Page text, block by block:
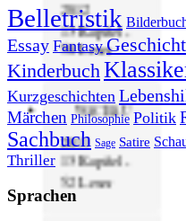
2012
13 Kapitel -
50 Leser
WACHAU
2011
13 Kapitel -
52 Leser
Belletristik
Essay Fantasy
Kinderbuch
Kurzgeschichten
Märchen Philosophie Politik
Sachbuch Sage Satire
Thriller
Sprachen